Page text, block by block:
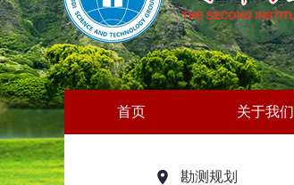
首页 关于我们
勘测规划